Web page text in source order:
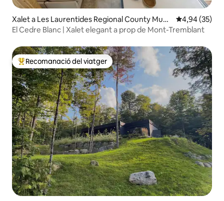
Xalet a Les Laurentides Regional County Muni
cipality
4,94 de
4,94 (35)
El Cedre Blanc | Xalet elegant a prop de Mont-Tremblant
Principals recomanacions dels viatgers
Recomanació del viatger